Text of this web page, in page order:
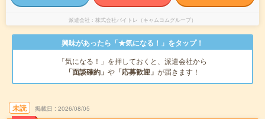
派遣会社 株式会社バイトレ（キャムコムグループ）
興味があったら「★気になる！」をタップ！
「気になる！」を押しておくと、派遣会社から
「面談確約」 や 「応募歓迎」 が届きます！
未読 掲載日 2026/08/05